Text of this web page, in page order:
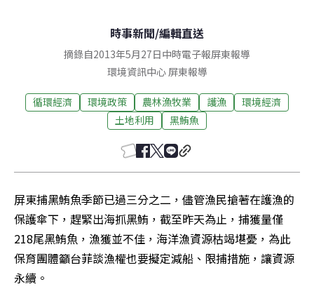
時事新聞/編輯直送
摘錄自2013年5月27日中時電子報屏東報導
環境資訊中心 屏東報導
循環經濟 環境政策 農林漁牧業 護漁
環境經濟
土地利用
黑鮪魚
屏東捕黑鮪魚季節已過三分之二，儘管漁民搶著在護漁的
保護傘下，趕緊出海抓黑鮪，截至昨天為止，捕獲量僅
218尾黑鮪魚，漁獲並不佳，海洋漁資源枯竭堪憂，為此
保育團體籲台菲談漁權也要擬定減船、限捕措施，讓資源
永續。